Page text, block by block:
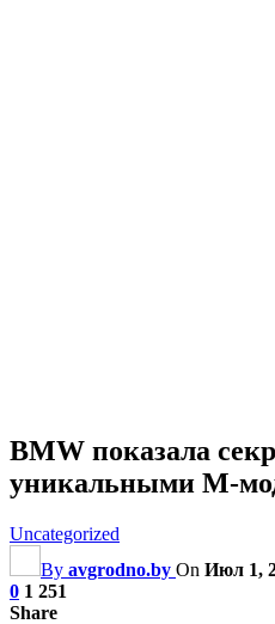
BMW показала
уникальными М-
Uncategorized
By avgrodno.by On Июл 1,
0 1 251
Share